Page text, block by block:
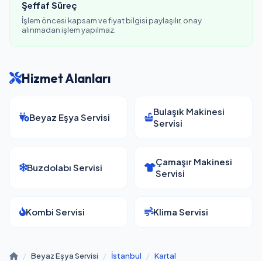
Şeffaf Süreç
İşlem öncesi kapsam ve fiyat bilgisi paylaşılır, onay
alınmadan işlem yapılmaz.
Hizmet Alanları
Beyaz Eşya Servisi
Bulaşık Makinesi
Servisi
Buzdolabı Servisi
Çamaşır Makinesi
Servisi
Kombi Servisi Klima Servisi
/ Beyaz Eşya Servisi / İstanbul / Kartal